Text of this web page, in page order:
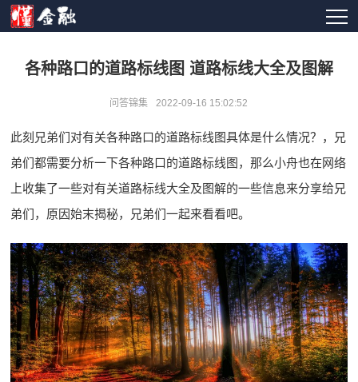
各种路口的道路标线图 道路标线大全及图解
问答锦集 2022-09-16 15:02:52
此刻兄弟们对有关各种路口的道路标线图具体是什么情况？，兄
弟们都需要分析一下各种路口的道路标线图，那么小舟也在网络
上收集了一些对有关道路标线大全及图解的一些信息来分享给兄
弟们，原因始末揭秘，兄弟们一起来看看吧。